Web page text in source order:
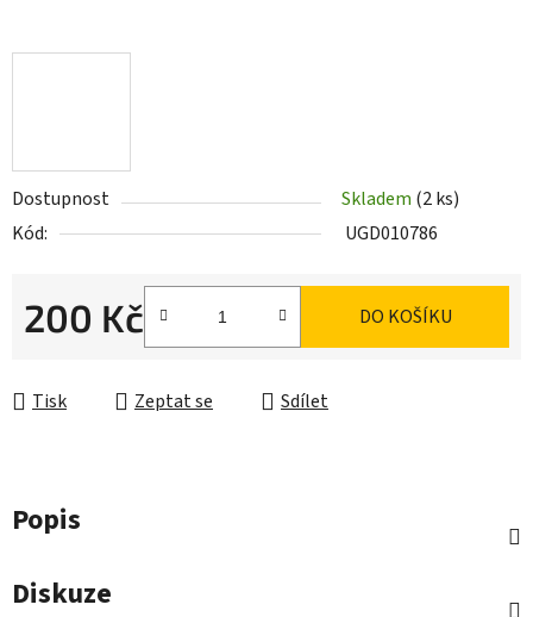
Dostupnost Skladem (2 ks)
Kód:
UGD010786
200 Kč DO KOŠÍKU
Tisk Zeptat se Sdílet
Popis
Diskuze